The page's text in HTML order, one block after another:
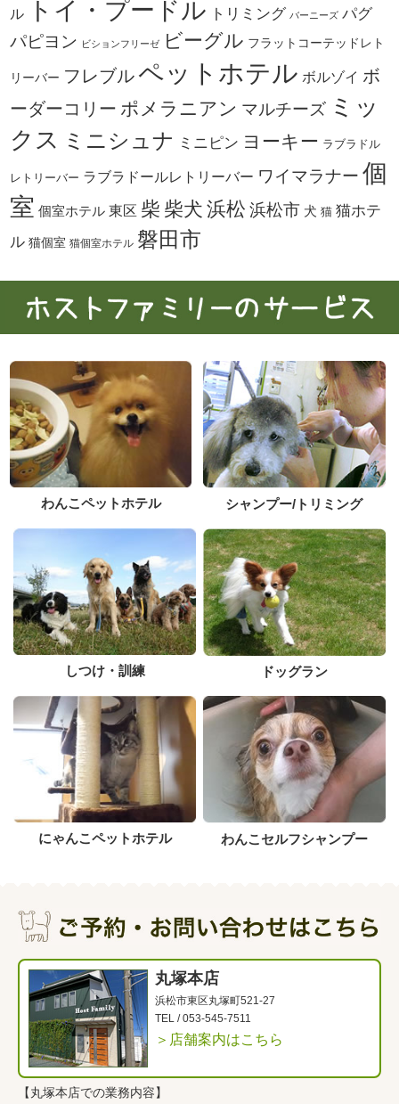
ル トイ・プードル トリミング バーニーズ パグ
パピヨン ビションフリーゼ ビーグル フラットコーテッドレト
リーバー フレブル ペットホテル ボルゾイ ボ
ーダーコリー ポメラニアン マルチーズ ミッ
クス ミニシュナ ミニピン ヨーキー ラブラドル
レトリーバー ラブラドールレトリーバー ワイマラナー 個
室 個室ホテル 東区 柴 柴犬 浜松 浜松市 犬 猫 猫ホテ
ル 猫個室 猫個室ホテル 磐田市
わんこペットホテル シャンプー/トリミング
しつけ・訓練 ドッグラン
にゃんこペットホテル わんこセルフシャンプー
丸塚本店
浜松市東区丸塚町521-27
TEL /053-545-7511
＞店舗案内はこちら
【丸塚本店での業務内容】